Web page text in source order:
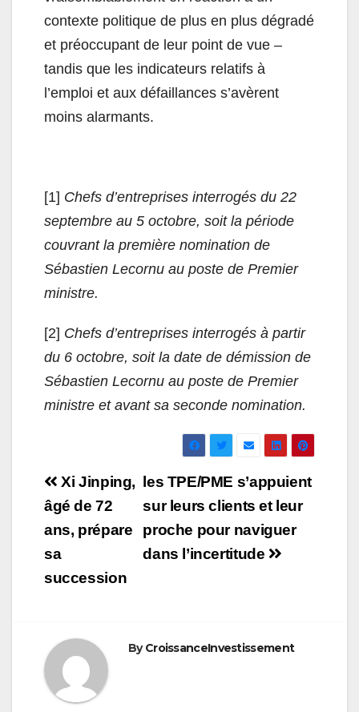
contexte politique de plus en plus dégradé
et préoccupant de leur point de vue –
tandis que les indicateurs relatifs à
l’emploi et aux défaillances s’avèrent
moins alarmants.
[1] Chefs d’entreprises interrogés du 22
septembre au 5 octobre, soit la période
couvrant la première nomination de
Sébastien Lecornu au poste de Premier
ministre.
[2] Chefs d’entreprises interrogés à partir
du 6 octobre, soit la date de démission de
Sébastien Lecornu au poste de Premier
ministre et avant sa seconde nomination.
Navigation
de
l’article
les TPE/PME s’appuient
sur leurs clients et leur
proche pour naviguer
dans l’incertitude
Xi Jinping,
âgé de 72
ans, prépare
sa
succession
ByCroissanceInvestissement